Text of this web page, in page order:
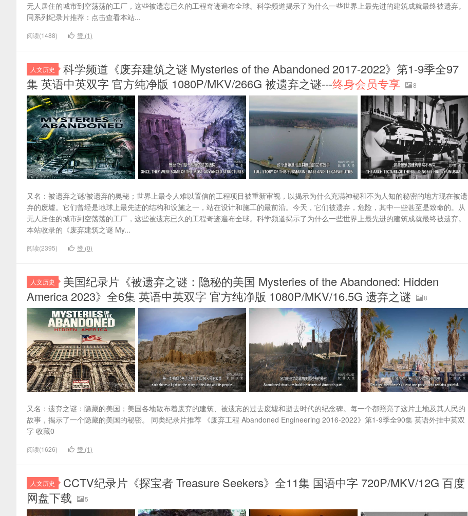
无人居住的城市到空荡荡的工厂，这些被遗忘已久的工程奇迹遍布全球。科学频道揭示了为什么一些世界上最先进的建筑成就最终被遗弃。
同系列纪录片推荐：点击查看本站...
阅读(1488) 赞 (1)
人文历史
科学频道《废弃建筑之谜 Mysteries of the Abandoned 2017-2022》第1-9季全97
集 英语中英双字 官方纯净版 1080P/MKV/266G 被遗弃之谜---终身会员专享 8
又名：被遗弃之谜/被遗弃的奥秘；世界上最令人难以置信的工程项目被重新审视，以揭示为什么充满神秘和不为人知的秘密的地方现在被遗
弃的废墟。它们曾经是地球上最先进的结构和设施之一，站在设计和施工的最前沿。今天，它们被遗弃，危险，其中一些甚至是致命的。从
无人居住的城市到空荡荡的工厂，这些被遗忘已久的工程奇迹遍布全球。科学频道揭示了为什么一些世界上最先进的建筑成就最终被遗弃。
本站收录的《废弃建筑之谜 My...
阅读(2395) 赞 (0)
人文历史
美国纪录片《被遗弃之谜：隐秘的美国 Mysteries of the Abandoned: Hidden
America 2023》全6集 英语中英双字 官方纯净版 1080P/MKV/16.5G 遗弃之谜
8
又名：遗弃之谜：隐藏的美国；美国各地散布着废弃的建筑、被遗忘的过去废墟和逝去时代的纪念碑。每一个都照亮了这片土地及其人民的
故事，揭示了一个隐藏的美国的秘密。 同类纪录片推荐 《废弃工程 Abandoned Engineering 2016-2022》第1-9季全90集 英语外挂中英双
字 收藏0
阅读(1626) 赞 (1)
人文历史
CCTV纪录片《探宝者 Treasure Seekers》全11集 国语中字 720P/MKV/12G 百度
网盘下载
5